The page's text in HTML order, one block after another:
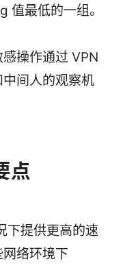
值最低的一组。
操作通过 VPN
间人的观察机
点
下提供更高的速
络环境下